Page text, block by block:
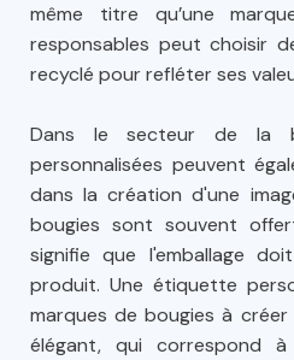
même titre qu’une
responsables peut choisir
recyclé pour refléter ses
Dans le secteur de la
personnalisées peuvent
dans la création d'une
bougies sont souvent
signifie que l'emballage
produit. Une étiquette
marques de bougies à
élégant, qui correspond